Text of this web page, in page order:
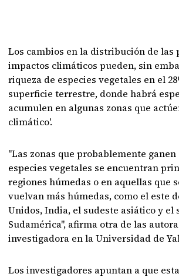
Los cambios en la distribución de las
impactos climáticos pueden, sin
riqueza de especies vegetales en el
superficie terrestre, donde habrá
acumulen en algunas zonas que
climático'.
"Las zonas que probablemente
especies vegetales se encuentran
regiones húmedas o en aquellas que
vuelvan más húmedas, como el este
Unidos, India, el sudeste asiático y el
Sudamérica", afirma otra de las
investigadora en la Universidad de
Los investigadores apuntan a que